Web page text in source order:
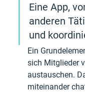
Eine App,
anderen
und
Ein
sich Mitglieder
austauschen.
miteinander